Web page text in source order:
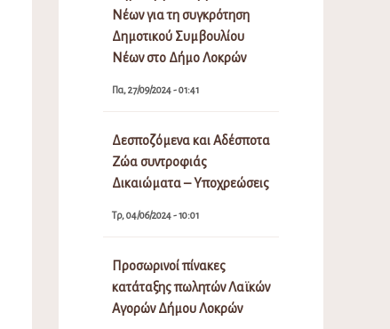
Νέων για τη συγκρότηση
Δημοτικού Συμβουλίου
Νέων στο Δήμο Λοκρών
Πα, 27/09/2024 - 01:41
Δεσποζόμενα και Αδέσποτα
Ζώα συντροφιάς
Δικαιώματα – Υποχρεώσεις
Τρ, 04/06/2024 - 10:01
Προσωρινοί πίνακες
κατάταξης πωλητών Λαϊκών
Αγορών Δήμου Λοκρών